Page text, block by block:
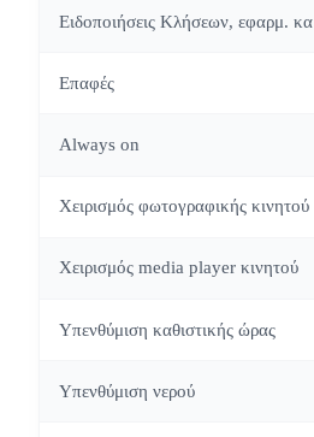
Ειδοποιήσεις Κλήσεων, εφαρμ. κα
Επαφές
Always on
Χειρισμός φωτογραφικής κινητού
Χειρισμός media player κινητού
Υπενθύμιση καθιστικής ώρας
Υπενθύμιση νερού